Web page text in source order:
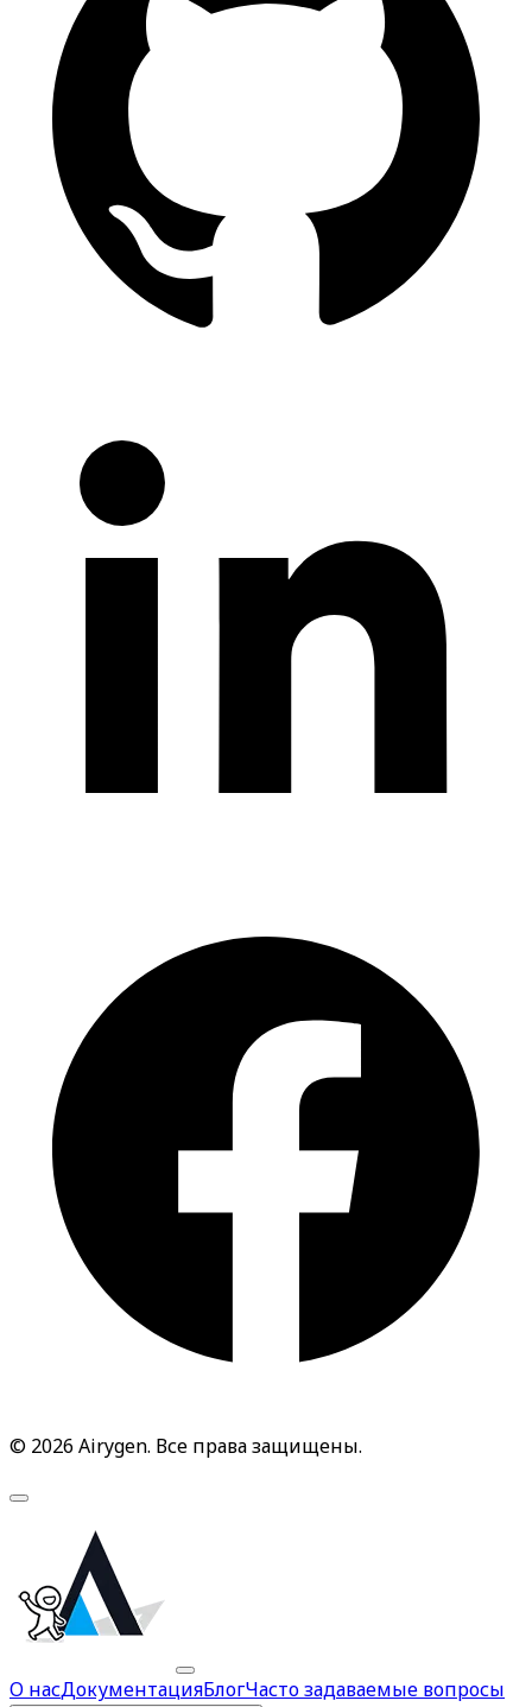
© 2026 Airygen. Все права защищены.
О насДокументацияБлогЧасто задаваемые вопросы